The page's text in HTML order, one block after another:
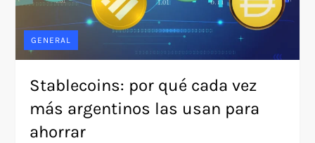
GENERAL
Stablecoins: por qué cada vez
más argentinos las usan para
ahorrar